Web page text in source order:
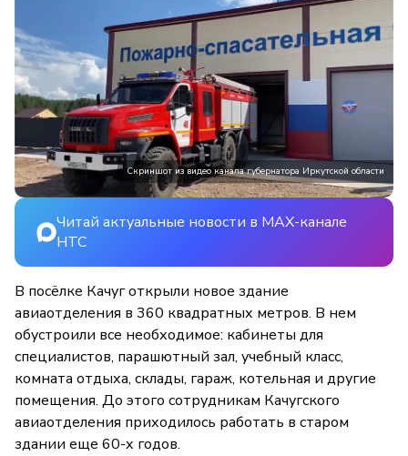
Скриншот из видео канала губернатора Иркутской области
Читай актуальные новости в MAX-канале
НТС
В посёлке Качуг открыли новое здание
авиаотделения в 360 квадратных метров. В нем
обустроили все необходимое: кабинеты для
специалистов, парашютный зал, учебный класс,
комната отдыха, склады, гараж, котельная и другие
помещения. До этого сотрудникам Качугского
авиаотделения приходилось работать в старом
здании еще 60-х годов.